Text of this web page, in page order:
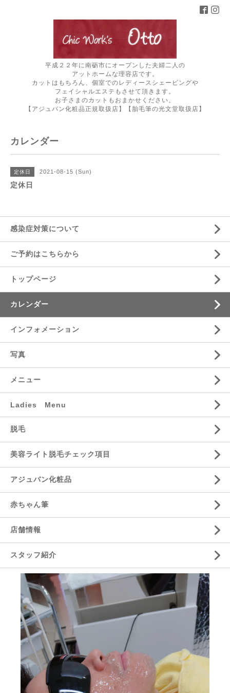
平成２２年に南砺市にオープンした夫婦二人の
アットホームな理容店です。
カットはもちろん、個室でのレディースシェービングや
フェイシャルエステもさせて頂きます。
お子さまのカットもおまかせください。
【アジュバン化粧品正規取扱店】【胎毛筆の光文堂取扱店】
カレンダー
定休日 2021-08-15 (Sun)
定休日
感染症対策について
ご予約はこちらから
トップページ
カレンダー
インフォメーション
写真
メニュー
Ladies Menu
脱毛
美容ライト脱毛チェック項目
アジュバン化粧品
赤ちゃん筆
店舗情報
スタッフ紹介